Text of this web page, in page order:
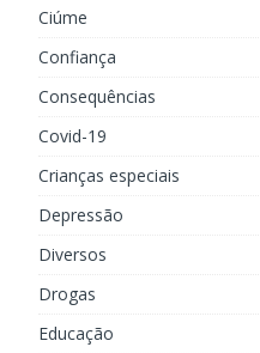
Ciúme
Confiança
Consequências
Covid-19
Crianças especiais
Depressão
Diversos
Drogas
Educação